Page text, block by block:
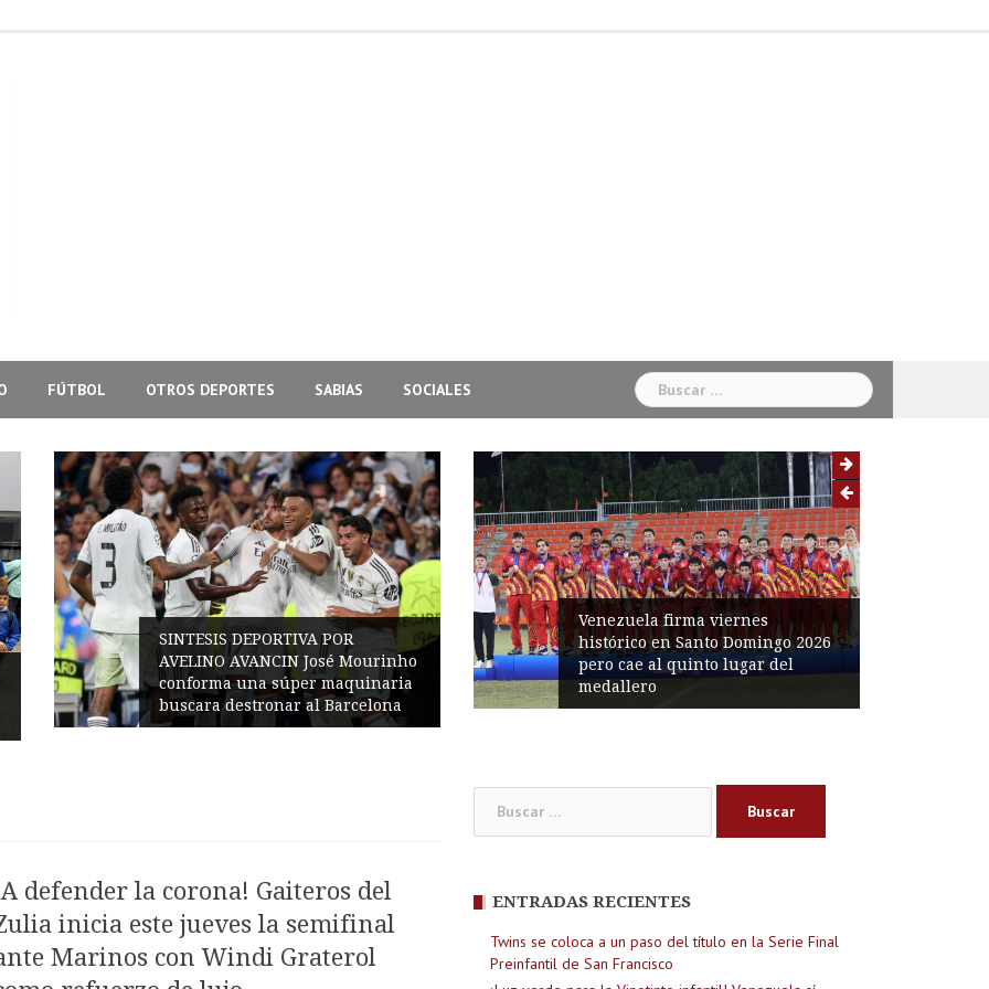
FÚTBOL OTROS DEPORTES SABIAS SOCIALES Buscar:
SINTESIS DEPORTIVA POR
AVELINO AVANCIN José Mourinho
conforma una súper maquinaria
buscara destronar al Barcelona
Venezuela firma viernes
histórico en Santo Domingo 2026
pero cae al quinto lugar del
medallero
defender la corona! Gaiteros del
inicia este jueves la semifinal
Marinos con Windi Graterol
ENTRADAS RECIENTES
Twins se coloca a un paso del título en la Serie Final
Preinfantil de San Francisco